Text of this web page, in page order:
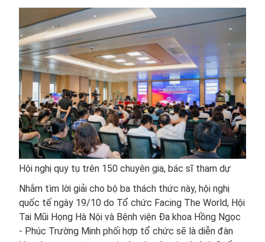
Hội nghị quy tụ trên 150 chuyên gia, bác sĩ tham dự
Nhằm tìm lời giải cho bộ ba thách thức này, hội nghị
quốc tế ngày 19/10 do Tổ chức Facing The World, Hội
Tai Mũi Họng Hà Nội và Bệnh viện Đa khoa Hồng Ngọc
- Phúc Trường Minh phối hợp tổ chức sẽ là diễn đàn